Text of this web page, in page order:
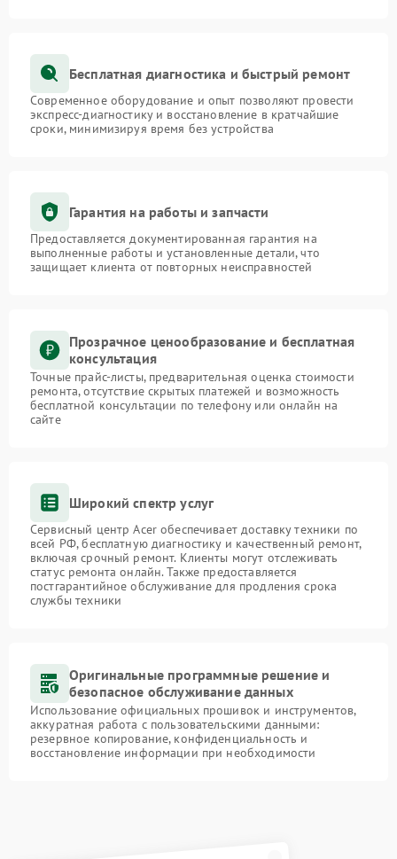
Бесплатная диагностика и быстрый ремонт
Современное оборудование и опыт позволяют провести
экспресс-диагностику и восстановление в кратчайшие
сроки, минимизируя время без устройства
Гарантия на работы и запчасти
Предоставляется документированная гарантия на
выполненные работы и установленные детали, что
защищает клиента от повторных неисправностей
Прозрачное ценообразование и бесплатная
консультация
Точные прайс-листы, предварительная оценка стоимости
ремонта, отсутствие скрытых платежей и возможность
бесплатной консультации по телефону или онлайн на
сайте
Широкий спектр услуг
Сервисный центр Acer обеспечивает доставку техники по
всей РФ, бесплатную диагностику и качественный ремонт,
включая срочный ремонт. Клиенты могут отслеживать
статус ремонта онлайн. Также предоставляется
постгарантийное обслуживание для продления срока
службы техники
Оригинальные программные решение и
безопасное обслуживание данных
Использование официальных прошивок и инструментов,
аккуратная работа с пользовательскими данными:
резервное копирование, конфиденциальность и
восстановление информации при необходимости